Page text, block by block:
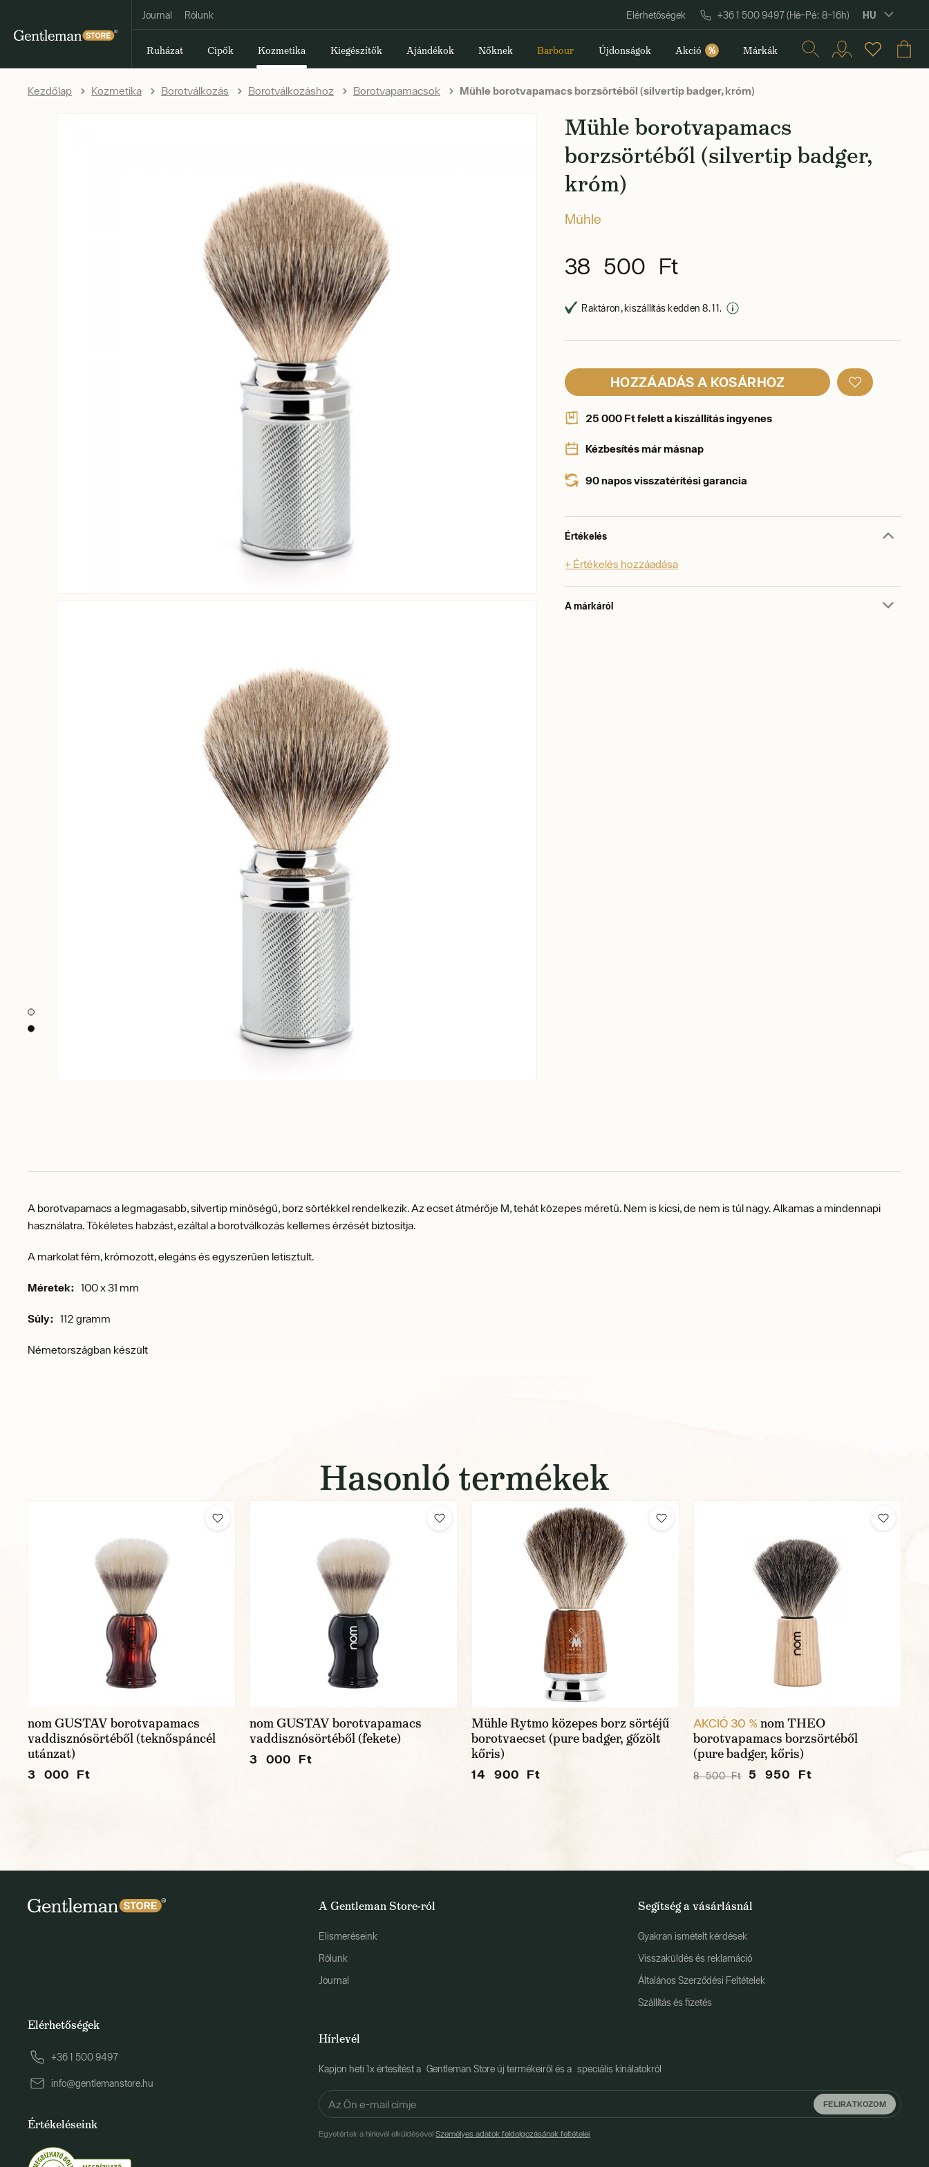
Journal Rólunk Elérhetőségek +36 1 500 9497 (Hé–Pé: 8–16h) HU
Ruházat Cipők Kozmetika Kiegészítők Ajándékok Nőknek Barbour Újdonságok Akció % Márkák
Kezdőlap Kozmetika Borotválkozás Borotválkozáshoz Borotvapamacsok Mühle borotvapamacs borzsörtéből (silvertip badger, króm)
Mühle borotvapamacs
borzsörtéből (silvertip badger,
króm)
Mühle
38 500 Ft
Raktáron, kiszállítás kedden 8. 11.
HOZZÁADÁS A KOSÁRHOZ
25 000 Ft felett a kiszállítás ingyenes
Kézbesítés már másnap
90 napos visszatérítési garancia
Értékelés
+ Értékelés hozzáadása
A márkáról
A borotvapamacs a legmagasabb, silvertip minőségű, borz sörtékkel rendelkezik.Az ecset átmérője M, tehát közepes méretű. Nem is kicsi, de nem is túl nagy. Alkamas a mindennapi
használatra. Tökéletes habzást, ezáltal a borotválkozás kellemes érzését biztosítja.
A markolat fém, krómozott, elegáns és egyszerűen letisztult.
Méretek: 100 x 31 mm
Súly: 112 gramm
Németországban készült
Hasonló termékek
nom GUSTAV borotvapamacs
vaddisznósörtéből (teknőspáncél
utánzat)
3 000 Ft
nom GUSTAV borotvapamacs
vaddisznósörtéből (fekete)
3 000 Ft
Mühle Rytmo közepes borz sörtéjű
borotvaecset (pure badger, gőzölt
kőris)
14 900 Ft
AKCIÓ 30 %nom THEO
borotvapamacs borzsörtéből
(pure badger, kőris)
8 500 Ft 5 950 Ft
A Gentleman Store-ról
Elismeréseink
Rólunk
Journal
Segítség a vásárlásnál
Gyakran ismételt kérdések
Visszaküldés és reklamáció
Általános Szerződési Feltételek
Szállítás és fizetés
Hírlevél
Kapjon heti 1x értesítést a Gentleman Store új termékeiről és a speciális kínálatokról
FELIRATKOZOM
Egyetértek a hírlevél elküldésévelSzemélyes adatok feldolgozásának feltételei
Elérhetőségek
+36 1 500 9497
info@gentlemanstore.hu
Értékeléseink